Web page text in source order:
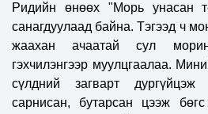
Ридийн өнөөх "Морь унасан
санагдуулаад байна. Тэгээд ч
жаахан ачаатай сул
гэхчилэнгээр муулцгаалаа.
сүлдний загварт
сарнисан, бутарсан цээж